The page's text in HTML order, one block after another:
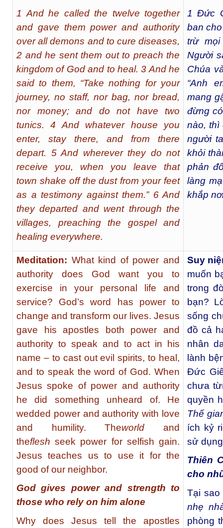
1 And he called the twelve together
and gave them power and authority
over all demons and to cure diseases,
2 and he sent them out to preach the
kingdom of God and to heal. 3 And he
said to them, “Take nothing for your
journey, no staff, nor bag, nor bread,
nor money; and do not have two
tunics. 4 And whatever house you
enter, stay there, and from there
depart. 5 And wherever they do not
receive you, when you leave that
town shake off the dust from your feet
as a testimony against them.” 6 And
they departed and went through the
villages, preaching the gospel and
healing everywhere.
1 Đức
ban
trừ
Người
Chúa
“Anh
mang
đừng
nào, thì
người
khỏi
phản
làng
khắp
Meditation: What kind of power and
authority does God want you to
exercise in your personal life and
service? God’s word has power to
change and transform our lives. Jesus
gave his apostles both power and
authority to speak and to act in his
name – to cast out evil spirits, to heal,
and to speak the word of God. When
Jesus spoke of power and authority
he did something unheard of. He
wedded power and authority with love
and humility. Theworld and
theflesh seek power for selfish gain.
Jesus teaches us to use it for the
good of our neighbor.
God gives power and strength to
those who rely on him alone
Why does Jesus tell the apostles
Suy
muốn
trong
bạn?
sống
đồ cả
nhân
lành
Đức
chưa
quyền
Thế
ích kỷ
sử
Thiên
cho
Tại
nhẹ
phòng